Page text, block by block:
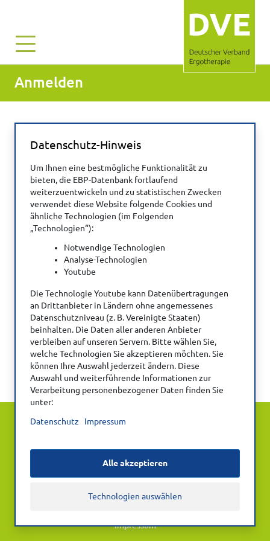
Anmelden
Benutzername*:
Captcha*:
Verwenden Sie Ihre Zugangsdaten für die
DVE-Website (https://dve.info/).
© Deutscher Verband Ergotherapie e.V.
Datenschutz
Nutzungsbedingungen Zitatvorgaben
Impressum
Datenschutz-Hinweis
Um Ihnen eine bestmögliche Funktionalität zu
bieten, die EBP-Datenbank fortlaufend
weiterzuentwickeln und zu statistischen Zwecken
verwendet diese Website folgende Cookies und
ähnliche Technologien (im Folgenden
„Technologien“):
Notwendige Technologien
Analyse-Technologien
Youtube
Die Technologie Youtube kann Datenübertragungen
an Drittanbieter in Ländern ohne angemessenes
Datenschutzniveau (z. B. Vereinigte Staaten)
beinhalten. Die Daten aller anderen Anbieter
verbleiben auf unseren Servern. Bitte wählen Sie,
welche Technologien Sie akzeptieren möchten. Sie
können Ihre Auswahl jederzeit ändern. Diese
Auswahl und weiterführende Informationen zur
Verarbeitung personenbezogener Daten finden Sie
unter:
Datenschutz
Impressum
Alle akzeptieren
Technologien auswählen